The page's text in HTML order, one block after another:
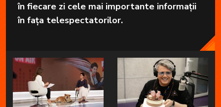
în fiecare zi cele mai importante informații
în fața telespectatorilor.